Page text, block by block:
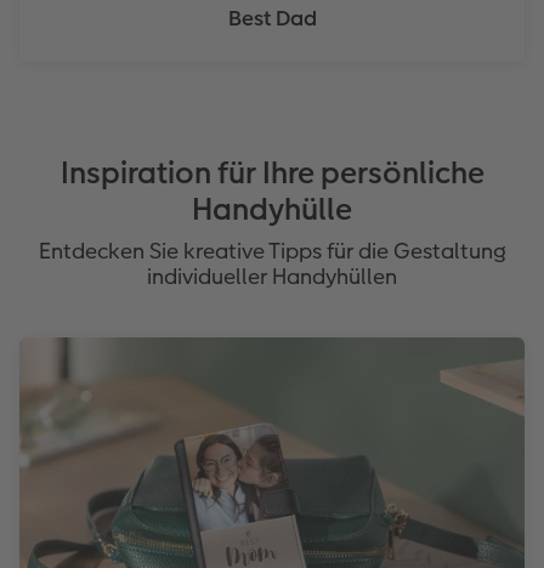
Best Dad
Inspiration für Ihre persönliche
Handyhülle
Entdecken Sie kreative Tipps für die Gestaltung
individueller Handyhüllen